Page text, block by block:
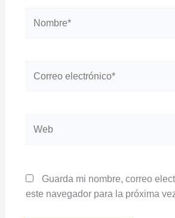
electrónico*
Guarda mi nombre, correo
este navegador para la próxima